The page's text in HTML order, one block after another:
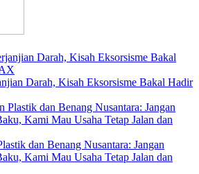
Darah, Kisah Eksorsisme Bakal Hadir
dan Benang Nusantara: Jangan
Kami Mau Usaha Tetap Jalan dan